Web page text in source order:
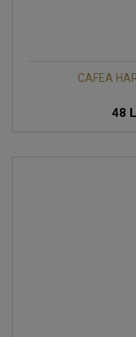
CAFEA
48